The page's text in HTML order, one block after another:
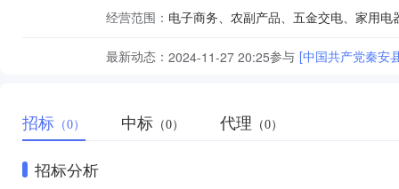
经营范围： 电子商务、农副产品、五金交电、家用
最新动态： 2024-11-27 20:25参与 [中国共产党秦安
招标 （0） 中标 （0） 代理 （0）
招标分析